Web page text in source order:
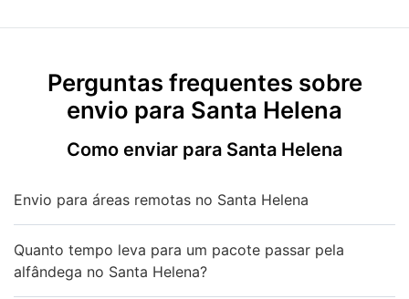
Perguntas frequentes sobre
envio para Santa Helena
Como enviar para Santa Helena
Envio para áreas remotas no Santa Helena
Quanto tempo leva para um pacote passar pela
alfândega no Santa Helena?